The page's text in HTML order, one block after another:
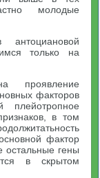
молодые
антоциановой
только на
проявление
факторов
плейотропное
в том
фактор
остальные гены
в скрытом